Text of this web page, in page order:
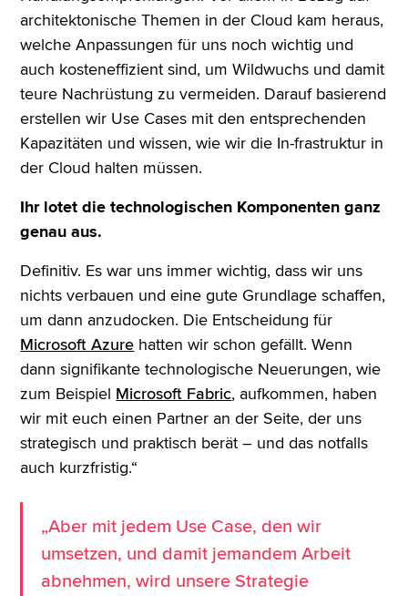
architektonische Themen in der Cloud kam heraus,
welche Anpassungen für uns noch wichtig und
auch kosteneffizient sind, um Wildwuchs und damit
teure Nachrüstung zu vermeiden. Darauf basierend
erstellen wir Use Cases mit den entsprechenden
Kapazitäten und wissen, wie wir die In-frastruktur in
der Cloud halten müssen.
Ihr lotet die technologischen Komponenten ganz
genau aus.
Definitiv. Es war uns immer wichtig, dass wir uns
nichts verbauen und eine gute Grundlage schaffen,
um dann anzudocken. Die Entscheidung für
Microsoft Azure hatten wir schon gefällt. Wenn
dann signifikante technologische Neuerungen, wie
zum Beispiel Microsoft Fabric, aufkommen, haben
wir mit euch einen Partner an der Seite, der uns
strategisch und praktisch berät – und das notfalls
auch kurzfristig.“
„Aber mit jedem Use Case, den wir
umsetzen, und damit jemandem Arbeit
abnehmen, wird unsere Strategie